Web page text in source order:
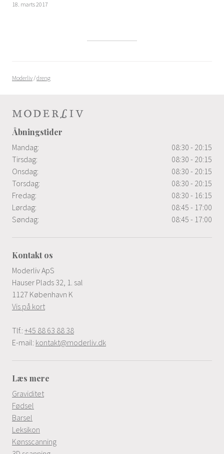
18. marts 2017
Moderliv/dreng
Åbningstider
Mandag:
08:30 - 20:15
Tirsdag:
08:30 - 20:15
Onsdag:
08:30 - 20:15
Torsdag:
08:30 - 20:15
Fredag:
08:30 - 16:15
Lørdag:
08:45 - 17:00
Søndag:
08:45 - 17:00
Kontakt os
Moderliv ApS
Hauser Plads 32, 1. sal
1127 København K
Vis på kort
Tlf.: +45 88 63 88 38
E-mail: kontakt@moderliv.dk
Læs mere
Graviditet
Fødsel
Barsel
Leksikon
Kønsscanning